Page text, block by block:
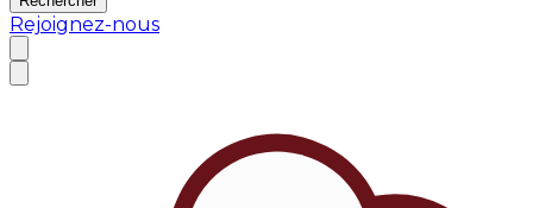
Rejoignez-nous